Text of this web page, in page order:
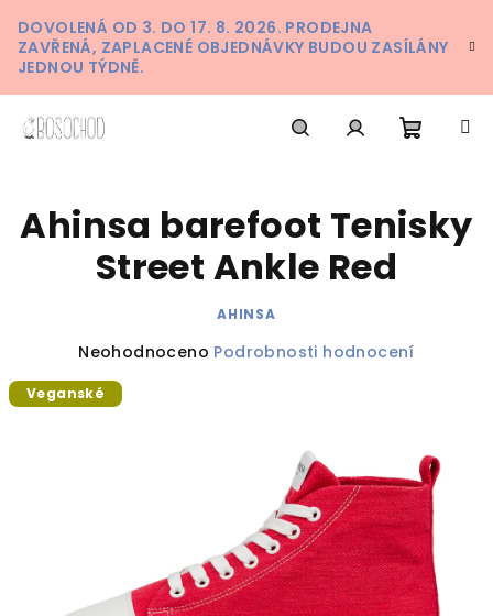
na
obsah
DOVOLENÁ OD 3. DO 17. 8. 2026. PRODEJNA
ZAVŘENÁ, ZAPLACENÉ OBJEDNÁVKY BUDOU ZASÍLÁNY
JEDNOU TÝDNĚ.
košík
Ahinsa barefoot Tenisky
Street Ankle Red
AHINSA
Průměrné
produktu
Neohodnoceno Podrobnosti hodnocení
Veganské